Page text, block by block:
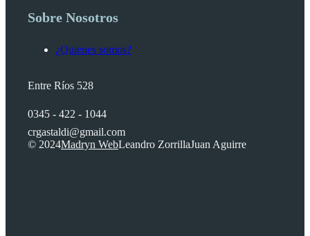
Sobre Nosotros
¿Quienes somos?
Entre Ríos 528
0345 - 422 - 1044
crgastaldi@gmail.com
© 2024Madryn WebLeandro ZorrillaJuan Aguirre